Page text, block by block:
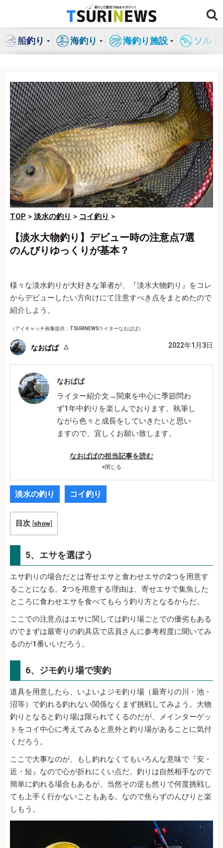
ン
船釣り 海釣り 海釣り施設 ソル
TOP > 淡水の釣り > コイ釣り >
【淡水大物釣り】デビュー時の注意点7選
のんびりゆっくりが基本？
様々な淡水釣りが大好きな筆者が、『淡水大物釣り』をコレ
からデビューしたい方向けにて注意すべき点をまとめたので
紹介しよう。
（アイキャッチ画像提供：TSURINEWSライターなおぱぱ）
なおぱぱ 2022年1月3日
なおぱぱ
ライター紹介文→関東を中心に季節問わ
ず1年中釣りを楽しんでおります。執筆し
ながら色々と成長をしていきたいと思い
ますので、宜しくお願い致します。
なおぱぱの担当記事を読む
×閉じる
淡水の釣り コイ釣り
目次 [show]
5、エサを選ぼう
エサ釣りの場合だとは寄せエサと食わせエサの2つを用意す
ることになる。2つを用意する理由は、寄せエサで集魚した
ところに食わせエサを食べてもらう釣り方となるからだ。
ここでの注意点はエサに関しては釣り場ごとでの優劣もある
のでまずは最寄りの釣具店で店員さんに参考程度に聞いてみ
るのが1番いいだろう。
6、ジモ釣り場で実釣
道具を用意したら、いよいよジモ釣り場（最寄りの川・池・
沼等）で釣れる釣れない関係なくまず挑戦してみよう。大物
釣りとなると釣り場は限られてくるのだが、メインターゲッ
トをコイ中心に考えてみると意外と釣り場があることに気付
くだろう。
ここで大事なのが、もし釣れなくてもいろんな意味で『安・
近・短』なので心が折れにくい点だ。釣りは自然相手なので
簡単に釣れる場合もあるが、当然その逆も然りで何度挑戦し
ても上手く行かないこともある。なので焦らずのんびりと楽
しもう。